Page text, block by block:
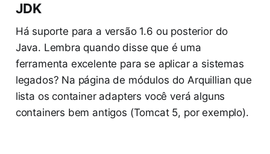
JDK
Há suporte para a versão 1.6 ou posterior do
Java. Lembra quando disse que é uma
ferramenta excelente para se aplicar a sistemas
legados? Na página de módulos do Arquillian que
lista os container adapters você verá alguns
containers bem antigos (Tomcat 5, por exemplo).